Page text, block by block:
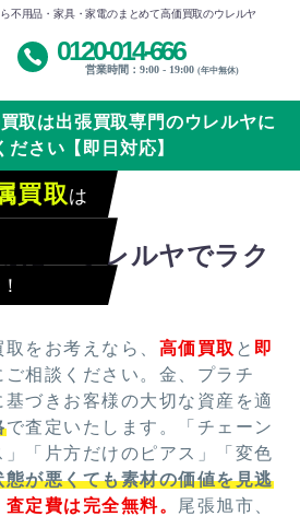
不用品・家具・家電のまとめて高価買取のウレルヤ
0120-014-666
営業時間：9:00 - 19:00 (年中無休)
取は出張買取専門のウレルヤに
ださい【即日対応】
買取 は
応！ウレルヤでラク
をお考えなら、 高価買取 と 即
ご相談ください。金、プラチ
づきお客様の大切な資産を適
で査定いたします。「チェーン
「片方だけのピアス」「変色
態が悪くても素材の価値を見逃
定費は完全無料。
尾張旭市、